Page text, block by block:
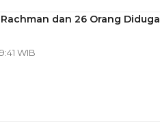
dan 26 Orang Diduga
WIB